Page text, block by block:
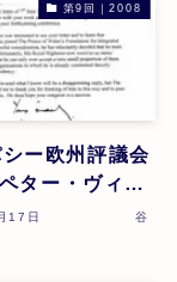
第9回｜2008
ー欧州評議会
ター・ヴィク
会長より
17日 谷